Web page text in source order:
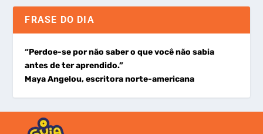
FRASE DO DIA
“Perdoe-se por não saber o que você não sabia
antes de ter aprendido.”
Maya Angelou, escritora norte-americana